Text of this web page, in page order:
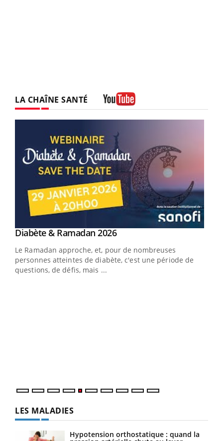
LA CHAÎNE SANTÉ
Youtube
Diabète & Ramadan 2026Youtube
Le Ramadan approche, et, pour de nombreuses
personnes atteintes de diabète, c'est une période de
questions, de défis, mais ...
Youtube
Un « jumeau numérique » pour faciliter l’accès
Un établissement lié à un groupe mutualiste innove en
matière de bilan de santé : l'utilisation d'un « jumeau
LES MALADIES
Hypotension orthostatique : quand la